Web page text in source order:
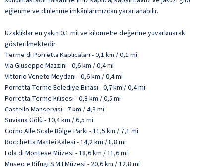
eğlenme ve dinlenme imkânlarımızdan yararlanabilir.
Uzaklıklar en yakın 0.1 mil ve kilometre değerine yuvarlanarak
gösterilmektedir.
Terme di Porretta Kaplıcaları - 0,1 km / 0,1 mi
Via Giuseppe Mazzini - 0,6 km / 0,4 mi
Vittorio Veneto Meydanı - 0,6 km / 0,4 mi
Porretta Terme Belediye Binası - 0,7 km / 0,4 mi
Porretta Terme Kilisesi - 0,8 km / 0,5 mi
Castello Manservisi - 7 km / 4,3 mi
Suviana Gölü - 10,4 km / 6,5 mi
Corno Alle Scale Bölge Parkı - 11,5 km / 7,1 mi
Rocchetta Mattei Kalesi - 14,2 km / 8,8 mi
Lola di Montese Müzesi - 18,6 km / 11,6 mi
Museo e Rifugi S.M.I Müzesi - 20,6 km / 12,8 mi